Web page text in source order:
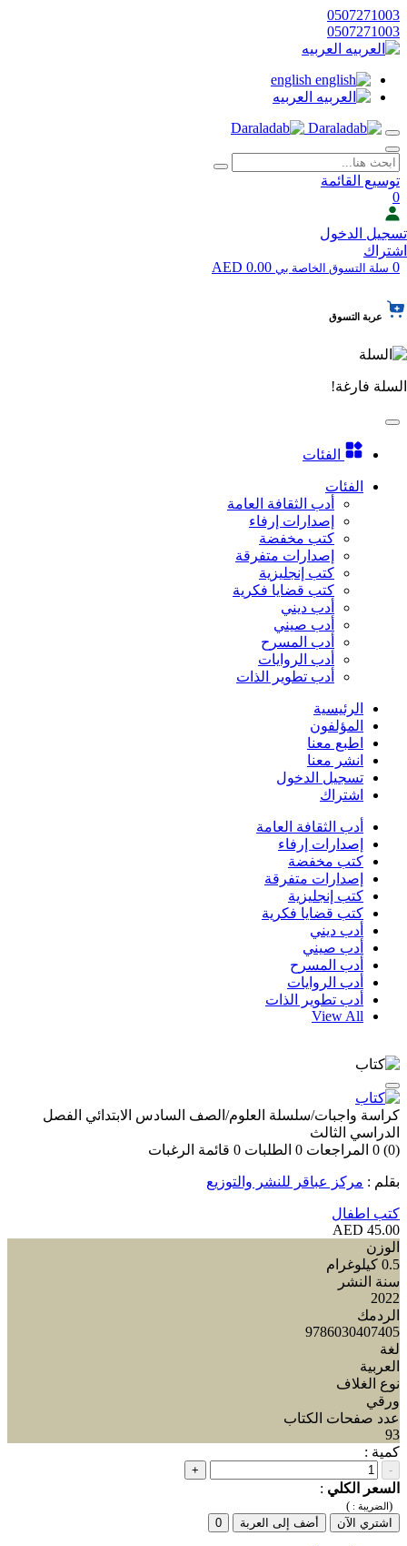
0507271003
0507271003
العربيه
english
العربيه
توسيع القائمة
0
تسجيل الدخول
اشتراك
0 سلة التسوق الخاصة بي
عربة التسوق
السلة فارغة!
الفئات
الفئات
أدب الثقافة العامة
إصدارات إرفاء
كتب مخفضة
إصدارات متفرقة
كتب إنجليزية
كتب قضايا فكرية
أدب ديني
أدب صيني
أدب المسرح
أدب الروايات
أدب تطوير الذات
الرئيسية
المؤلفون
اطبع معنا
انشر معنا
تسجيل الدخول
اشتراك
أدب الثقافة العامة
إصدارات إرفاء
كتب مخفضة
إصدارات متفرقة
كتب إنجليزية
كتب قضايا فكرية
أدب ديني
أدب صيني
أدب المسرح
أدب الروايات
أدب تطوير الذات
View All
كراسة واجبات/سلسلة العلوم/الصف السادس الابتدائي الفصل
الدراسي الثالث
(0)
0 المراجعات 0 الطلبات 0 قائمة الرغبات
بقلم : مركز عباقر للنشر والتوزيع
كتب اطفال
45.00 AED
الوزن
0.5 كيلوغرام
سنة النشر
2022
الردمك
9786030407405
لغة
العربية
نوع الغلاف
ورقي
عدد صفحات الكتاب
93
كمية :
-
+
السعر الكلي :
(الضريبة : )
اشتري الآن
أضف إلى العربة 0